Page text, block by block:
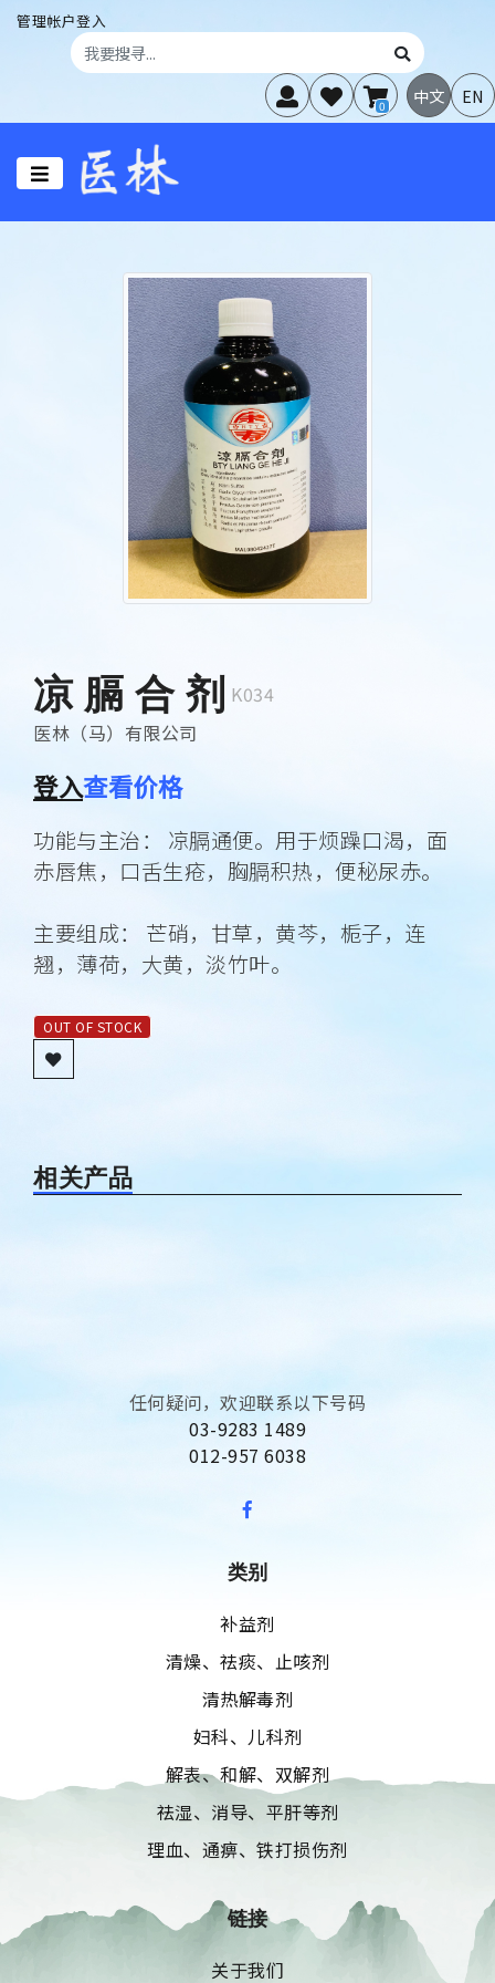
管理帐户登入
0 中文 EN
凉 膈 合 剂 K034
医林（马）有限公司
登入查看价格
功能与主治： 凉膈通便。用于烦躁口渴，面
赤唇焦，口舌生疮，胸膈积热，便秘尿赤。
主要组成： 芒硝，甘草，黄芩，栀子，连
翘，薄荷，大黄，淡竹叶。
OUT OF STOCK
相关产品
任何疑问，欢迎联系以下号码
03-9283 1489
012-957 6038
类别
补益剂
清燥、祛痰、止咳剂
清热解毒剂
妇科、儿科剂
解表、和解、双解剂
祛湿、消导、平肝等剂
理血、通痹、铁打损伤剂
链接
关于我们